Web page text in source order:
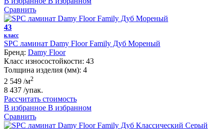
Сравнить
43
класс
SPC ламинат Damy Floor Family Дуб Мореный
Бренд: Damy Floor
Класс износостойкости: 43
Толщина изделия (мм): 4
2 549 /м2
8 437 /упак.
Рассчитать стоимость
В избранное В избранном
Сравнить